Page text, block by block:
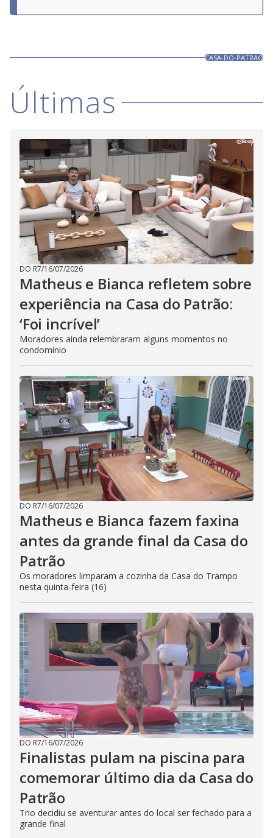
CASA-DO-PATRAO
Últimas
DO R7/16/07/2026
Matheus e Bianca refletem sobre
experiência na Casa do Patrão:
‘Foi incrível’
Moradores ainda relembraram alguns momentos no
condomínio
DO R7/16/07/2026
Matheus e Bianca fazem faxina
antes da grande final da Casa do
Patrão
Os moradores limparam a cozinha da Casa do Trampo
nesta quinta-feira (16)
DO R7/16/07/2026
Finalistas pulam na piscina para
comemorar último dia da Casa do
Patrão
Trio decidiu se aventurar antes do local ser fechado para a
grande final